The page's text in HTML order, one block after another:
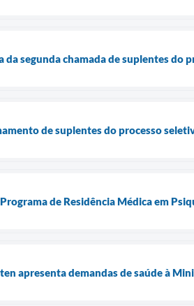
segunda chamada de suplentes do
de suplentes do processo
de Residência Médica em
apresenta demandas de saúde à